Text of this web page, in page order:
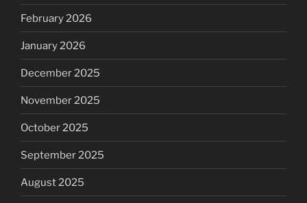
February 2026
January 2026
December 2025
November 2025
October 2025
September 2025
August 2025